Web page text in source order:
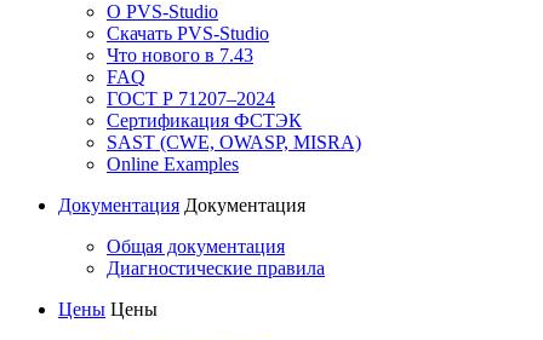
О PVS-Studio
Скачать PVS-Studio
Что нового в 7.43
FAQ
ГОСТ Р 71207–2024
Сертификация ФСТЭК
SAST (CWE, OWASP, MISRA)
Online Examples
Документация Документация
Общая документация
Диагностические правила
Цены Цены